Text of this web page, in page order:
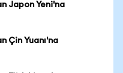
Japon Yeni'na
Çin Yuanı'na